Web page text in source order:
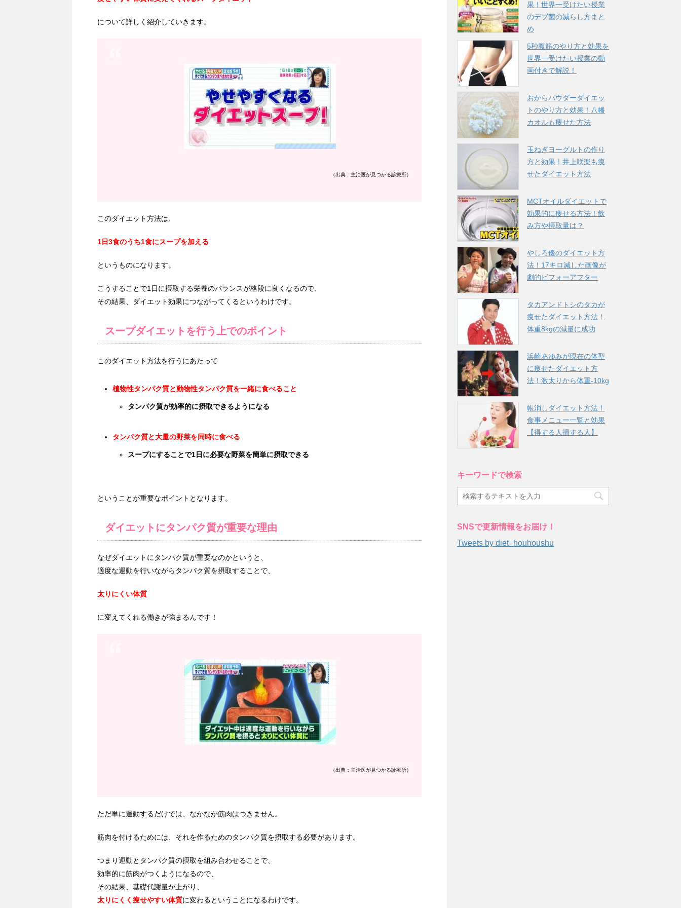
について詳しく紹介していきます。
（出典：主治医が見つかる診療所）
このダイエット方法は、
1日3食のうち1食にスープを加える
というものになります。
こうすることで1日に摂取する栄養のバランスが格段に良くなるので、
その結果、ダイエット効果につながってくるというわけです。
スープダイエットを行う上でのポイント
このダイエット方法を行うにあたって
植物性タンパク質と動物性タンパク質を一緒に食べること
タンパク質が効率的に摂取できるようになる
タンパク質と大量の野菜を同時に食べる
スープにすることで1日に必要な野菜を簡単に摂取できる
ということが重要なポイントとなります。
ダイエットにタンパク質が重要な理由
なぜダイエットにタンパク質が重要なのかというと、
適度な運動を行いながらタンパク質を摂取することで、
太りにくい体質
に変えてくれる働きが強まるんです！
（出典：主治医が見つかる診療所）
ただ単に運動するだけでは、なかなか筋肉はつきません。
筋肉を付けるためには、それを作るためのタンパク質を摂取する必要があります。
つまり運動とタンパク質の摂取を組み合わせることで、
効率的に筋肉がつくようになるので、
その結果、基礎代謝量が上がり、
太りにくく痩せやすい体質に変わるということになるわけです。
果！世界一受けたい授業
のデブ菌の減らし方まと
め
5秒腹筋のやり方と効果を
世界一受けたい授業の動
画付きで解説！
おからパウダーダイエッ
トのやり方と効果！八幡
カオルも痩せた方法
玉ねぎヨーグルトの作り
方と効果！井上咲楽も痩
せたダイエット方法
MCTオイルダイエットで
効果的に痩せる方法！飲
み方や摂取量は？
やしろ優のダイエット方
法！17キロ減した画像が
劇的ビフォーアフター
タカアンドトシのタカが
痩せたダイエット方法！
体重8kgの減量に成功
浜崎あゆみが現在の体型
に痩せたダイエット方
法！激太りから体重-10kg
帳消しダイエット方法！
食事メニュー一覧と効果
【得する人損する人】
キーワードで検索
SNSで更新情報をお届け！
Tweets by diet_houhoushu